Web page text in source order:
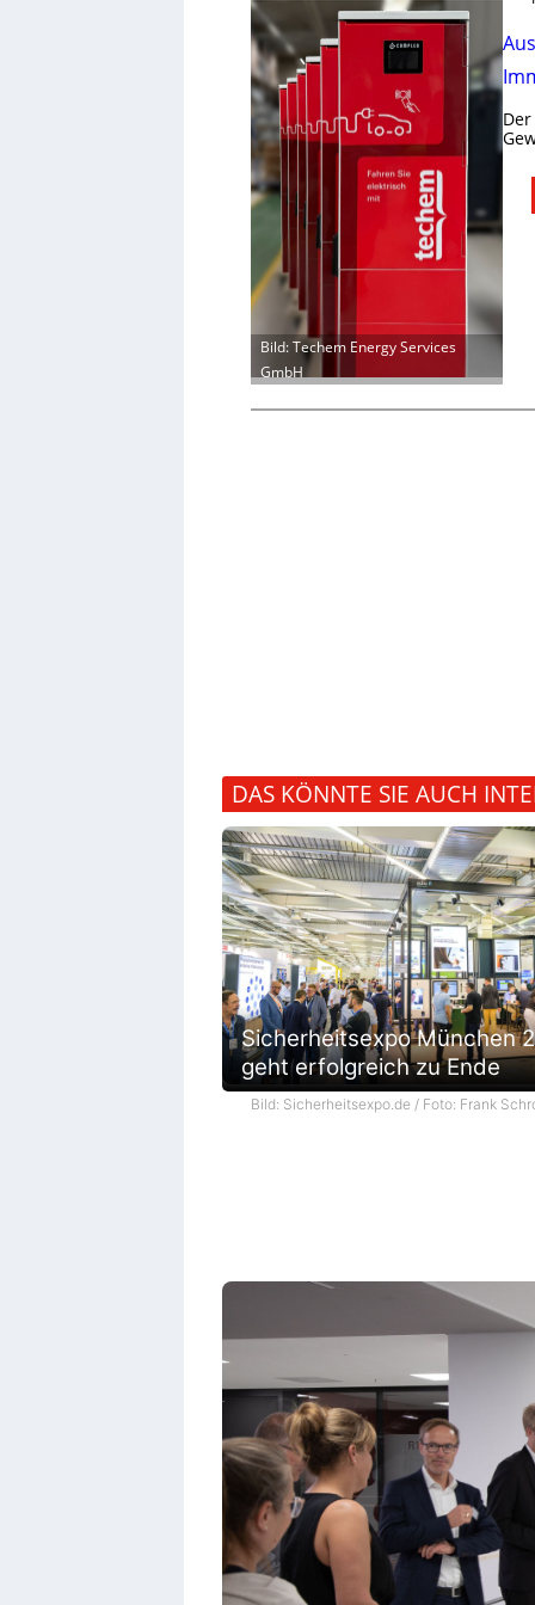
Bild: Techem Energy Services
GmbH
DAS KÖNNTE SIE AUCH
Sicherheitsexpo München
geht erfolgreich zu Ende
Bild: Sicherheitsexpo.de / Foto: Frank